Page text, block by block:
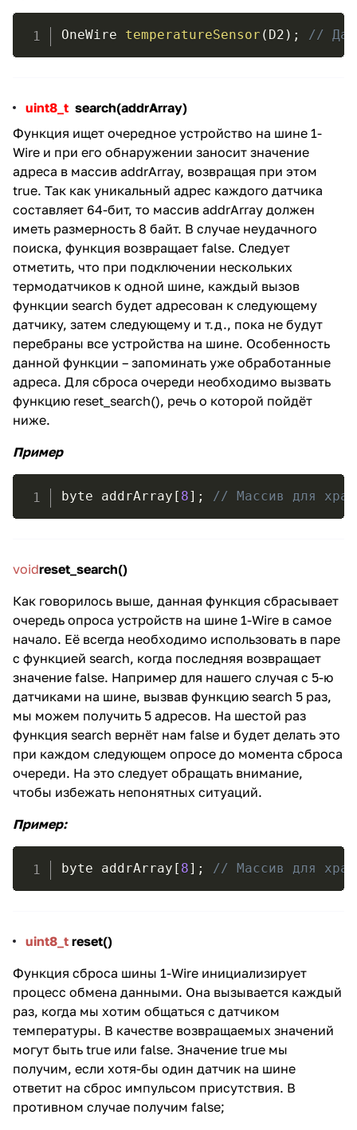
OneWire temperatureSensor ( D2 ) ; //
uint8_t search(addrArray)
Функция ищет очередное устройство на шине 1-
Wire и при его обнаружении заносит значение
адреса в массив addrArray, возвращая при этом
true. Так как уникальный адрес каждого датчика
составляет 64-бит, то массив addrArray должен
иметь размерность 8 байт. В случае неудачного
поиска, функция возвращает false. Следует
отметить, что при подключении нескольких
термодатчиков к одной шине, каждый вызов
функции search будет адресован к следующему
датчику, затем следующему и т.д., пока не будут
перебраны все устройства на шине. Особенность
данной функции – запоминать уже обработанные
адреса. Для сброса очереди необходимо вызвать
функцию reset_search(), речь о которой пойдёт
ниже.
Пример
byte addrArray [ 8] ; // Массив для
voidreset_search()
Как говорилось выше, данная функция сбрасывает
очередь опроса устройств на шине 1-Wire в самое
начало. Её всегда необходимо использовать в паре
с функцией search, когда последняя возвращает
значение false. Например для нашего случая с 5-ю
датчиками на шине, вызвав функцию search 5 раз,
мы можем получить 5 адресов. На шестой раз
функция search вернёт нам false и будет делать это
при каждом следующем опросе до момента сброса
очереди. На это следует обращать внимание,
чтобы избежать непонятных ситуаций.
Пример:
byte addrArray [ 8] ; // Массив для
uint8_t reset()
Функция сброса шины 1-Wire инициализирует
процесс обмена данными. Она вызывается каждый
раз, когда мы хотим общаться с датчиком
температуры. В качестве возвращаемых значений
могут быть true или false. Значение true мы
получим, если хотя-бы один датчик на шине
ответит на сброс импульсом присутствия. В
противном случае получим false;